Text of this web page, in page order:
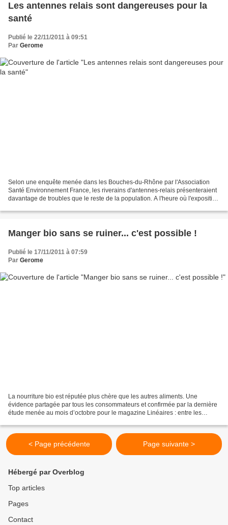
Les antennes relais sont dangereuses pour la
santé
Publié le 22/11/2011 à 09:51
Par Gerome
Selon une enquête menée dans les Bouches-du-Rhône par l'Association
Santé Environnement France, les riverains d'antennes-relais présenteraient
davantage de troubles que le reste de la population. A l'heure où l'exposition
Manger bio sans se ruiner... c'est possible !
Publié le 17/11/2011 à 07:59
Par Gerome
La nourriture bio est réputée plus chère que les autres aliments. Une
évidence partagée par tous les consommateurs et confirmée par la dernière
étude menée au mois d’octobre pour le magazine Linéaires : entre les
< Page précédente Page suivante >
Hébergé par Overblog
Top articles
Pages
Contact